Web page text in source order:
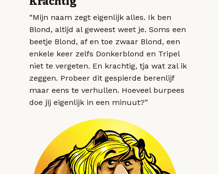
“Mijn naam zegt eigenlijk alles. Ik ben
Blond, altijd al geweest weet je. Soms een
beetje Blond, af en toe zwaar Blond, een
enkele keer zelfs Donkerblond en Tripel
niet te vergeten. En krachtig, tja wat zal ik
zeggen. Probeer dit gespierde berenlijf
maar eens te verhullen. Hoeveel burpees
doe jij eigenlijk in een minuut?”